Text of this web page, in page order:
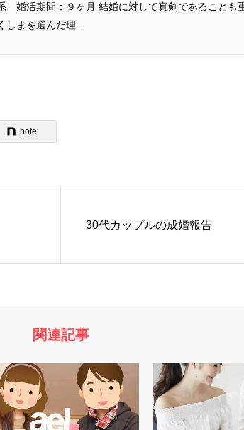
婚活期間：９ヶ月 結婚に対して真剣であることも
しまを選んだ理...
note
30代カップルの成婚報告
関連記事